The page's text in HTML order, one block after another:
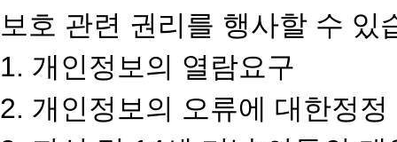
보호 관련 권리를 행사할 수 있
1. 개인정보의 열람요구
2. 개인정보의 오류에 대한정